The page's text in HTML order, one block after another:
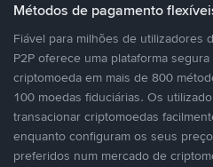
Métodos de pagamento
Fiável para milhões de utilizadores
P2P oferece uma plataforma
criptomoeda em mais de 800
100 moedas fiduciárias. Os
transacionar criptomoedas
enquanto configuram os seus
preferidos num mercado de